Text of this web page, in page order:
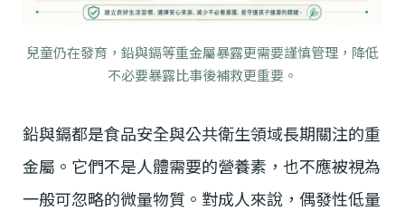
兒童仍在發育，鉛與鎘等重金屬暴露更需要謹慎管理，降低
不必要暴露比事後補救更重要。
鉛與鎘都是食品安全與公共衛生領域長期關注的重
金屬。它們不是人體需要的營養素，也不應被視為
一般可忽略的微量物質。對成人來說，偶發性低量